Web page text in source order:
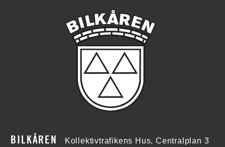
BILKÅREN Kollektivtrafikens Hus, Centralplan 3